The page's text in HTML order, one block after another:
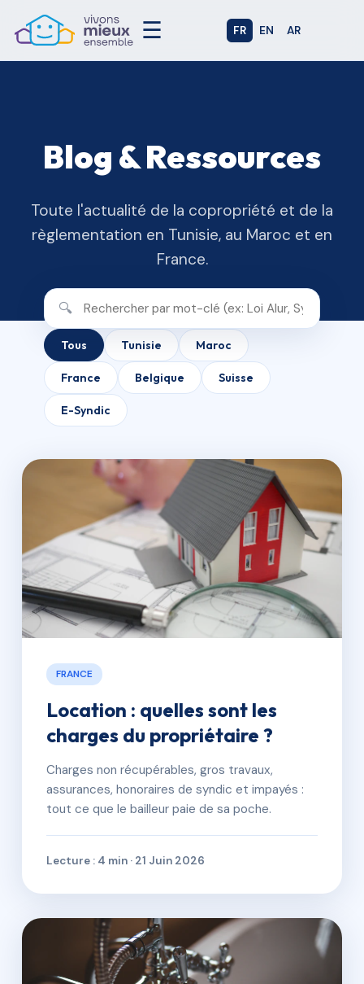
☰ FR EN AR
Blog & Ressources
Toute l'actualité de la copropriété et de la
règlementation en Tunisie, au Maroc et en
France.
🔍
Tous Tunisie Maroc
France Belgique Suisse
E-Syndic
FRANCE
Location : quelles sont les
charges du propriétaire ?
Charges non récupérables, gros travaux,
assurances, honoraires de syndic et impayés :
tout ce que le bailleur paie de sa poche.
Lecture : 4 min · 21 Juin 2026